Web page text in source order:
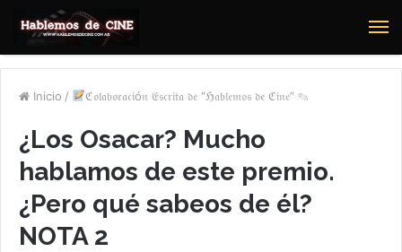
Inicio / ℭ𝔬𝔩𝔞𝔟𝔬𝔯𝔞𝔠𝔦ó𝔫 𝔈𝔰𝔠𝔯𝔦𝔱𝔞 𝔡𝔢 “ℌ𝔞𝔟𝔩𝔢𝔪𝔬𝔰 𝔡𝔢 ℭ𝔦𝔫𝔢” ✎
¿Los Osacar? Mucho
hablamos de este premio.
¿Pero qué sabeos de él?
NOTA 2